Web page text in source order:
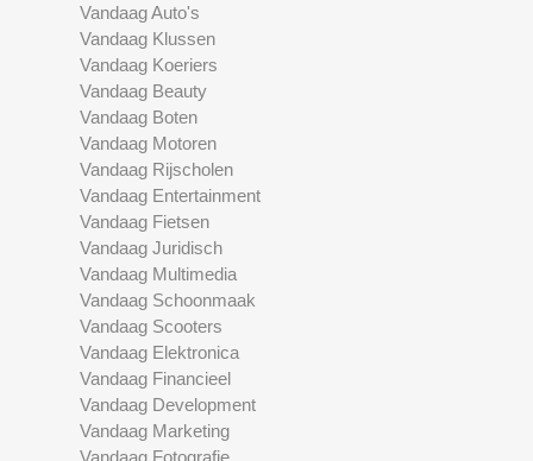
Vandaag Auto's
Vandaag Klussen
Vandaag Koeriers
Vandaag Beauty
Vandaag Boten
Vandaag Motoren
Vandaag Rijscholen
Vandaag Entertainment
Vandaag Fietsen
Vandaag Juridisch
Vandaag Multimedia
Vandaag Schoonmaak
Vandaag Scooters
Vandaag Elektronica
Vandaag Financieel
Vandaag Development
Vandaag Marketing
Vandaag Fotografie